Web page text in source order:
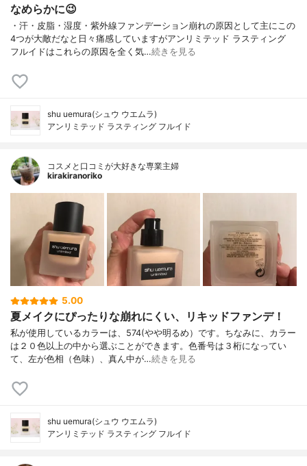
なめらかに😉
・汗・皮脂・湿度・紫外線ファンデーション崩れの原因として主にこの
4つが大敵だなと日々痛感していますがアンリミテッド ラスティング
フルイドはこれらの原因を全く気…続きを見る
shu uemura(シュウ ウエムラ)
アンリミテッド ラスティング フルイド
コスメと口コミが大好きな専業主婦
kirakiranoriko
5.00
夏メイクにぴったりな崩れにくい、リキッドファンデ！
私が使用しているカラーは、574(やや明るめ）です。ちなみに、カラー
は２０色以上の中から選ぶことができます。色番号は３桁になってい
て、左が色相（色味）、真ん中が…続きを見る
shu uemura(シュウ ウエムラ)
アンリミテッド ラスティング フルイド